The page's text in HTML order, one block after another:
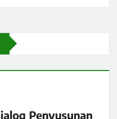
Penyusunan